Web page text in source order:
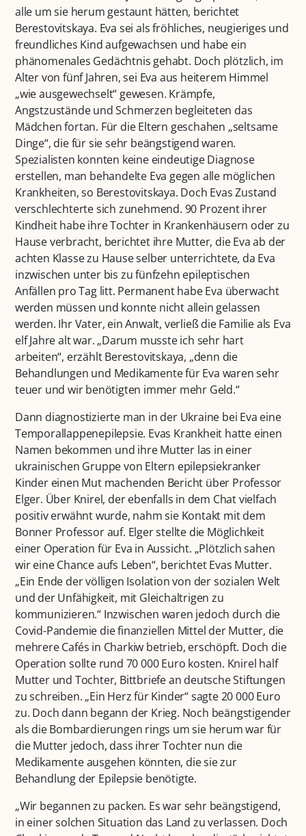
alle um sie herum gestaunt hätten, berichtet
Berestovitskaya. Eva sei als fröhliches, neugieriges und
freundliches Kind aufgewachsen und habe ein
phänomenales Gedächtnis gehabt. Doch plötzlich, im
Alter von fünf Jahren, sei Eva aus heiterem Himmel
„wie ausgewechselt“ gewesen. Krämpfe,
Angstzustände und Schmerzen begleiteten das
Mädchen fortan. Für die Eltern geschahen „seltsame
Dinge“, die für sie sehr beängstigend waren.
Spezialisten konnten keine eindeutige Diagnose
erstellen, man behandelte Eva gegen alle möglichen
Krankheiten, so Berestovitskaya. Doch Evas Zustand
verschlechterte sich zunehmend. 90 Prozent ihrer
Kindheit habe ihre Tochter in Krankenhäusern oder zu
Hause verbracht, berichtet ihre Mutter, die Eva ab der
achten Klasse zu Hause selber unterrichtete, da Eva
inzwischen unter bis zu fünfzehn epileptischen
Anfällen pro Tag litt. Permanent habe Eva überwacht
werden müssen und konnte nicht allein gelassen
werden. Ihr Vater, ein Anwalt, verließ die Familie als Eva
elf Jahre alt war. „Darum musste ich sehr hart
arbeiten“, erzählt Berestovitskaya, „denn die
Behandlungen und Medikamente für Eva waren sehr
teuer und wir benötigten immer mehr Geld.“
Dann diagnostizierte man in der Ukraine bei Eva eine
Temporallappenepilepsie. Evas Krankheit hatte einen
Namen bekommen und ihre Mutter las in einer
ukrainischen Gruppe von Eltern epilepsiekranker
Kinder einen Mut machenden Bericht über Professor
Elger. Über Knirel, der ebenfalls in dem Chat vielfach
positiv erwähnt wurde, nahm sie Kontakt mit dem
Bonner Professor auf. Elger stellte die Möglichkeit
einer Operation für Eva in Aussicht. „Plötzlich sahen
wir eine Chance aufs Leben“, berichtet Evas Mutter.
„Ein Ende der völligen Isolation von der sozialen Welt
und der Unfähigkeit, mit Gleichaltrigen zu
kommunizieren.“ Inzwischen waren jedoch durch die
Covid-Pandemie die finanziellen Mittel der Mutter, die
mehrere Cafés in Charkiw betrieb, erschöpft. Doch die
Operation sollte rund 70 000 Euro kosten. Knirel half
Mutter und Tochter, Bittbriefe an deutsche Stiftungen
zu schreiben. „Ein Herz für Kinder“ sagte 20 000 Euro
zu. Doch dann begann der Krieg. Noch beängstigender
als die Bombardierungen rings um sie herum war für
die Mutter jedoch, dass ihrer Tochter nun die
Medikamente ausgehen könnten, die sie zur
Behandlung der Epilepsie benötigte.
„Wir begannen zu packen. Es war sehr beängstigend,
in einer solchen Situation das Land zu verlassen. Doch